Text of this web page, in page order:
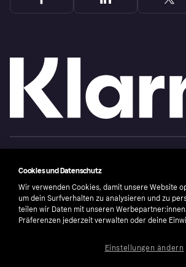
number: 556737-0431
NutzungsbedingungenCookies
Cookies und Datenschutz
Wir verwenden Cookies, damit unsere Website
um dein Surfverhalten zu analysieren und zu
teilen wir Daten mit unseren
Präferenzen jederzeit verwalten oder deine
Einstellungen ändern